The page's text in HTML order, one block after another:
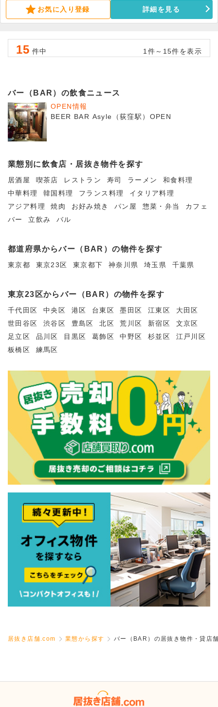
お気に入り登録 詳細を見る
15 件中 1件～15件を表示
バー（BAR）の飲食ニュース
OPEN情報
BEER BAR Asyle（荻窪駅）OPEN
業態別に飲食店・居抜き物件を探す
居酒屋 喫茶店 レストラン 寿司 ラーメン
和食料理
中華料理
韓国料理 フランス料理
イタリア料理
アジア料理
焼肉 お好み焼き パン屋 惣菜・弁当
カフェ
バー
立飲み バル
都道府県からバー（BAR）の物件を探す
東京都 東京23区 東京都下 神奈川県 埼玉県 千葉県
東京23区からバー（BAR）の物件を探す
千代田区 中央区 港区 台東区 墨田区 江東区
大田区
世田谷区
渋谷区 豊島区 北区 荒川区 新宿区
文京区
足立区
品川区 目黒区 葛飾区 中野区 杉並区
江戸川区
板橋区
練馬区
居抜き店舗.com 業態から探す バー（BAR）の居抜き物件・貸店